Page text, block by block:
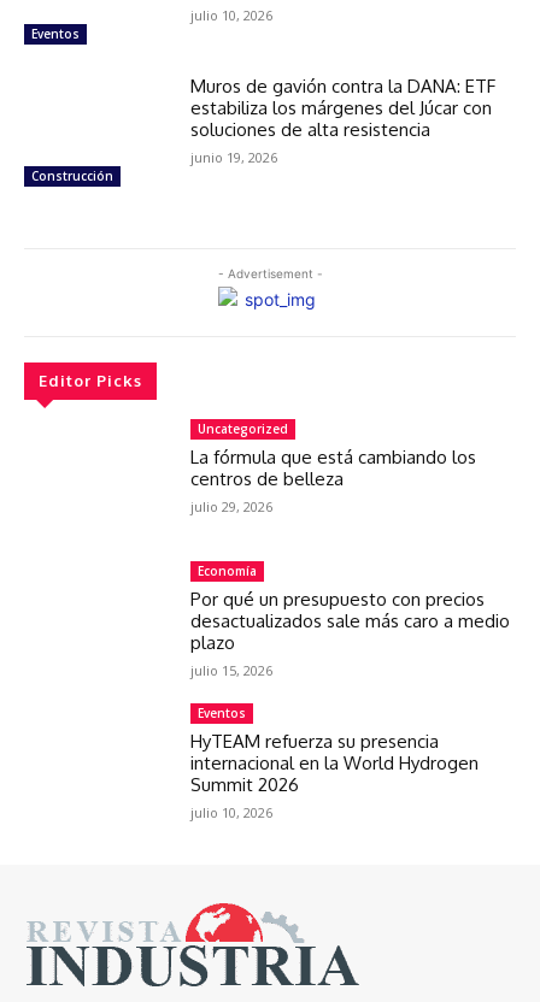
Eventos
julio 10, 2026
Construcción
Muros de gavión contra la DANA: ETF
estabiliza los márgenes del Júcar con
soluciones de alta resistencia
junio 19, 2026
- Advertisement -
Editor Picks
Uncategorized
La fórmula que está cambiando los
centros de belleza
julio 29, 2026
Economía
Por qué un presupuesto con precios
desactualizados sale más caro a medio
plazo
julio 15, 2026
Eventos
HyTEAM refuerza su presencia
internacional en la World Hydrogen
Summit 2026
julio 10, 2026